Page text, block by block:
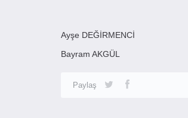
Ayşe DEĞİRMENCİ
Bayram AKGÜL
Paylaş